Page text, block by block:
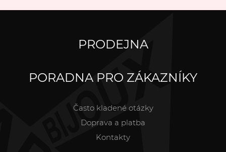
PRODEJNA
PORADNA PRO ZÁKAZNÍKY
Často kladené otázky
Doprava a platba
Kontakty